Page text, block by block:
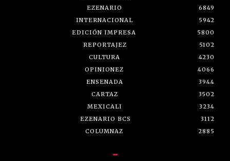
EZENARIO
6849
INTERNACIONAL
5942
EDICIÓN IMPRESA
5800
REPORTAJEZ
5102
CULTURA
4230
OPINIONEZ
4066
ENSENADA
3944
CARTAZ
3502
MEXICALI
3234
EZENARIO BCS
3112
COLUMNAZ
2885
-